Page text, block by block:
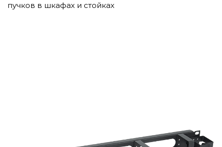
пучков в шкафах и стойках